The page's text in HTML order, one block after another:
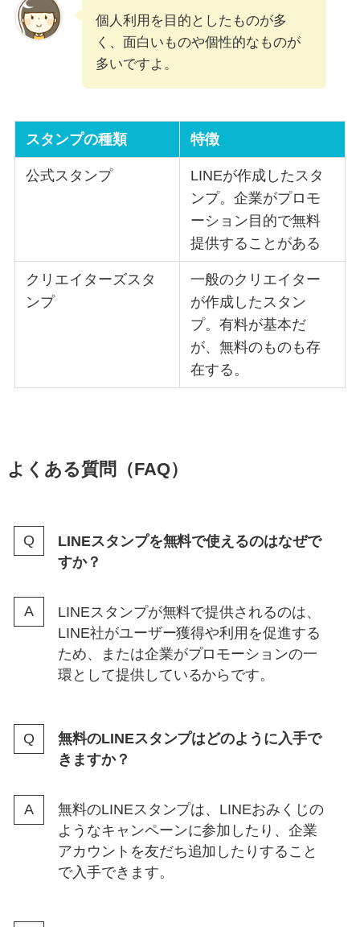
個人利用を目的としたものが多
く、面白いものや個性的なものが
多いですよ。
スタンプの種類 特徴
公式スタンプ
LINEが作成したスタ
ンプ。企業がプロモ
ーション目的で無料
提供することがある
クリエイターズスタ
ンプ
一般のクリエイター
が作成したスタン
プ。有料が基本だ
が、無料のものも存
在する。
よくある質問（FAQ）
LINEスタンプを無料で使えるのはなぜで
すか？
LINEスタンプが無料で提供されるのは、
LINE社がユーザー獲得や利用を促進する
ため、または企業がプロモーションの一
環として提供しているからです。
無料のLINEスタンプはどのように入手で
きますか？
無料のLINEスタンプは、LINEおみくじの
ようなキャンペーンに参加したり、企業
アカウントを友だち追加したりすること
で入手できます。